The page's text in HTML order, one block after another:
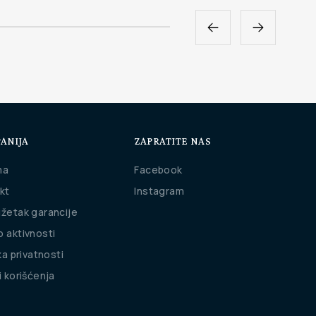
garancije
aktivnosti
privatnosti
korišćenja
ZAPRATITE NAS
Facebook
Instagram